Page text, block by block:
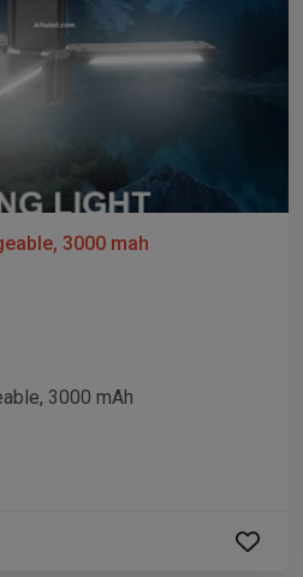
3000 mah
3000 mAh